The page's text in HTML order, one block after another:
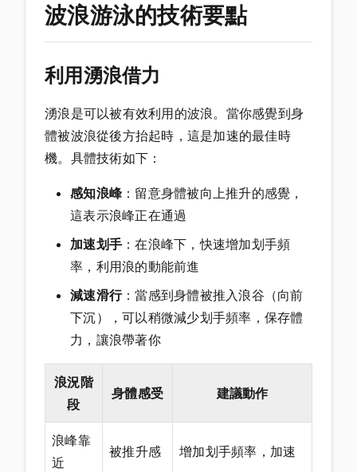
波浪游泳的技術要點
利用湧浪借力
湧浪是可以被有效利用的波浪。當你感覺到身
體被波浪從後方抬起時，這是加速的最佳時
機。具體技術如下：
感知浪峰 ：留意身體被向上推升的感覺，
這表示浪峰正在通過
加速划手 ：在浪峰下，快速增加划手頻
率，利用浪的動能前進
減速滑行：當感到身體被推入浪谷（向前
下沉），可以稍微減少划手頻率，保存體
力，讓浪帶著你
浪況階
段
身體感受 建議動作
浪峰靠
近
被推升感 增加划手頻率，加速